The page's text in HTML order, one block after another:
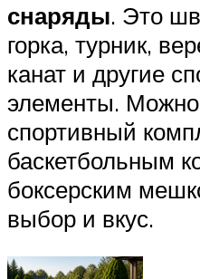
снаряды. Это
горка, турник,
канат и другие
элементы. Можно
спортивный
баскетбольным
боксерским
выбор и вкус.